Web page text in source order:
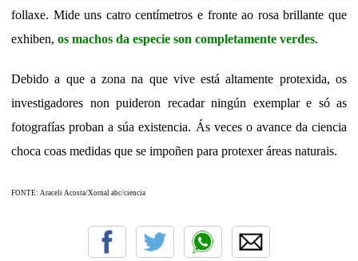
follaxe. Mide uns catro centímetros e fronte ao rosa brillante que
exhiben, os machos da especie son completamente verdes.
Debido a que a zona na que vive está altamente protexida, os
investigadores non puideron recadar ningún exemplar e só as
fotografías proban a súa existencia. Ás veces o avance da ciencia
choca coas medidas que se impoñen para protexer áreas naturais.
FONTE: Araceli Acosta/Xornal abc/ciencia